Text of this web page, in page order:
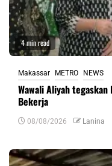
4 min read
Makassar METRO NEWS
Wawali Aliyah
Bekerja
08/08/2026 Lanina